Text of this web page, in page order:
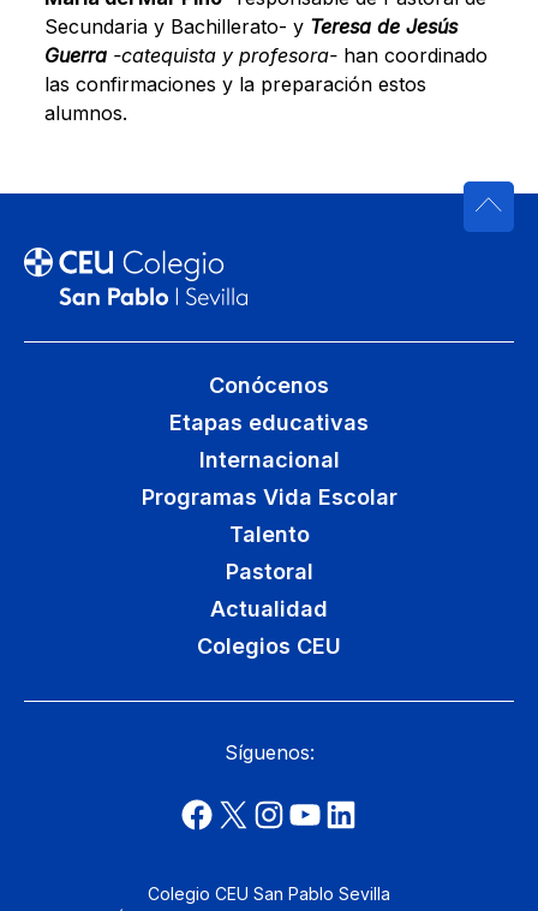
Secundaria y Bachillerato- y Teresa de Jesús
Guerra -catequista y profesora-han coordinado
las confirmaciones y la preparación estos
alumnos.
Conócenos
Etapas educativas
Internacional
Programas Vida Escolar
Talento
Pastoral
Actualidad
Colegios CEU
Síguenos:
Colegio CEU San Pablo Sevilla